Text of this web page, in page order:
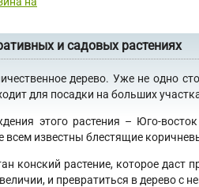
и садовых растениях
дерево. Уже не одно
для посадки на больших
этого растения – Юго-
всем известны блестящие
конский растение, которое
и превратиться в дерево